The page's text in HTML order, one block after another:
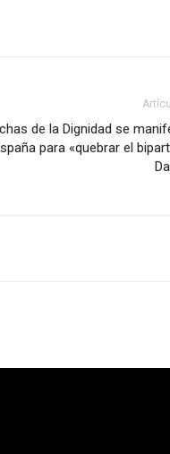
de la Dignidad se
para «quebrar el